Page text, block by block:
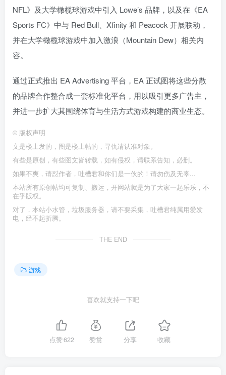
NFL》及大学橄榄球游戏中引入 Lowe’s 品牌，以及在《EA
Sports FC》中与 Red Bull、Xfinity 和 Peacock 开展联动，
并在大学橄榄球游戏中加入激浪（Mountain Dew）相关内
容。
通过正式推出 EA Advertising 平台，EA 正试图将这些分散
的品牌合作整合成一套标准化平台，用以吸引更多广告主，
并进一步扩大其围绕体育与生活方式游戏构建的商业生态。
© 版权声明
文是楼上发的，图是楼上帖的，寻仇请认准对象。
有些是原创，有些图文皆转载，如有侵权，请联系告知，必删。
如果不爽，请怼作者，吐槽君和你们是一伙的！请勿伤及无辜...
本站所有原创帖均可复制、搬运，开网站就是为了大家一起乐乐，不
在乎版权。
对了，本站小水管，垃圾服务器，请不要采集，吐槽君纯属用爱发
电，经不起折腾。
THE END
游戏
喜欢就支持一下吧
点赞622 赞赏 分享 收藏